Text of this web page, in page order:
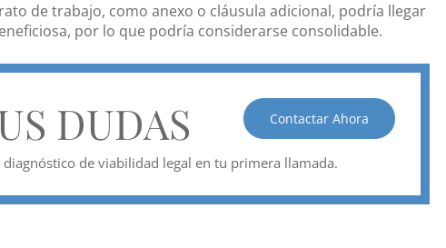
de trabajo, como anexo o cláusula adicional, podría llegar
por lo que podría considerarse consolidable.
Contactar Ahora
DUDAS
de viabilidad legal en tu primera llamada.